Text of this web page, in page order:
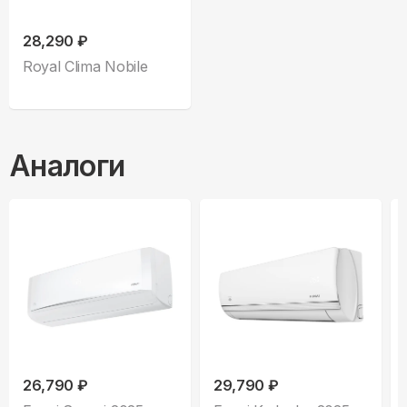
28,290 ₽
Royal Clima Nobile
Аналоги
26,790 ₽
29,790 ₽